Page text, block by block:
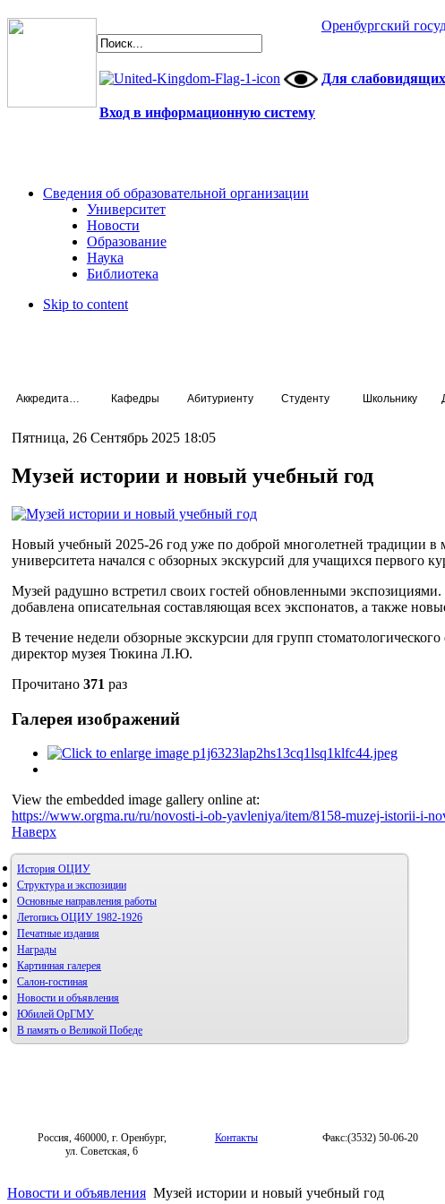
Оренбургский
Для слабовидящих
Вход в информационную систему
Сведения об образовательной организации
Университет
Новости
Образование
Наука
Библиотека
Skip to content
Кафедры Абитуриенту Студенту Школьнику
Пятница, 26 Сентябрь 2025 18:05
Музей истории и новый учебный год
Новый учебный 2025-26 год уже по доброй многолетней традиции в
университета начался с обзорных экскурсий для учащихся первого
Музей радушно встретил своих гостей обновленными
добавлена описательная составляющая всех экспонатов, а также
В течение недели обзорные экскурсии для групп
директор музея Тюкина Л.Ю.
Прочитано 371 раз
Галерея изображений
View the embedded image gallery online at:
https://www.orgma.ru/ru/novosti-i-ob-yavleniya/item/8158-muzej-istorii-i-
Наверх
История ОЦИУ
Структура и экспозиции
Основные направления работы
Летопись ОЦИУ 1982-1926
Печатные издания
Награды
Картинная галерея
Салон-гостиная
Новости и объявления
Юбилей ОрГМУ
В память о Великой Победе
Россия, 460000, г. Оренбург,
ул. Советская, 6
Контакты Факс:(3532) 50-06-20
Новости и объявления Музей истории и новый учебный год